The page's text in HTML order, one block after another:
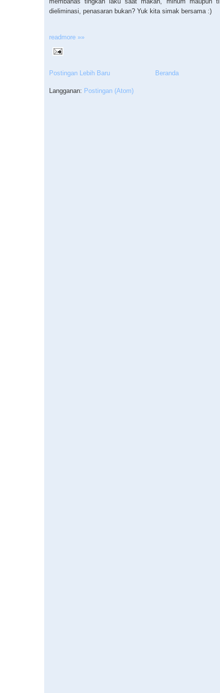
dieliminasi, penasaran bukan? Yuk kita simak bersama :)
readmore »»
Postingan Lebih Baru Beranda
Langganan: Postingan (Atom)